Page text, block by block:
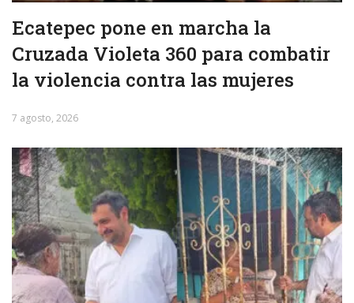
Ecatepec pone en marcha la
Cruzada Violeta 360 para combatir
la violencia contra las mujeres
7 agosto, 2026